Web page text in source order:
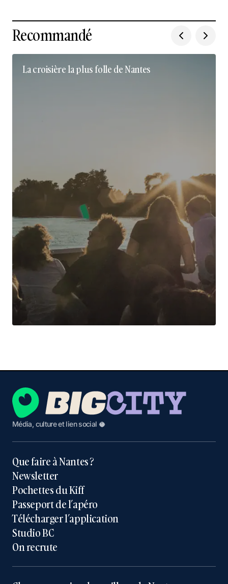
Recommandé
La croisière la plus folle de Nantes
Média, culture et lien social 🥥
Que faire à Nantes ?
Newsletter
Pochettes du Kiff
Passeport de l’apéro
Télécharger l’application
Studio BC
On recrute